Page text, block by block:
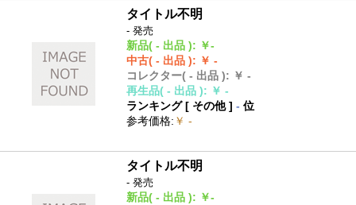
タイトル不明
- 発売
新品( - 出品 ): ￥-
中古( - 出品 ): ￥ -
コレクター( - 出品 ): ￥ -
再生品( - 出品 ): ￥ -
ランキング [ その他]- 位
参考価格: ￥ -
タイトル不明
- 発売
新品( - 出品 ): ￥-